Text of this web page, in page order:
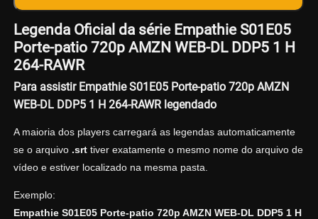
Legenda Oficial da série Empathie S01E05
Porte-patio 720p AMZN WEB-DL DDP5 1 H
264-RAWR
Para assistir Empathie S01E05 Porte-patio 720p AMZN
WEB-DL DDP5 1 H 264-RAWR legendado
A maioria dos players carregará as legendas automaticamente
se o arquivo .srttiver exatamente o mesmo nome do arquivo de
vídeo e estiver localizado na mesma pasta.
Exemplo:
Empathie S01E05 Porte-patio 720p AMZN WEB-DL DDP5 1 H